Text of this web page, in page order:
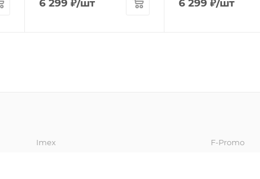
6 299 ₽/шт 6 299 ₽/шт
Imex
F-Promo